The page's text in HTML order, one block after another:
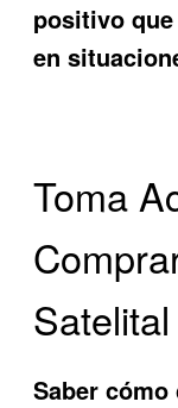
positivo
en
Toma
Saber